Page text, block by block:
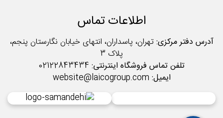
اطلاعات تماس
آدرس دفتر مرکزی:تهران، پاسداران، انتهای خیابان نگارستان پنجم،
پلاک 3
تلفن تماس فروشگاه اینترنتی:
ایمیل: website@laicogroup.com